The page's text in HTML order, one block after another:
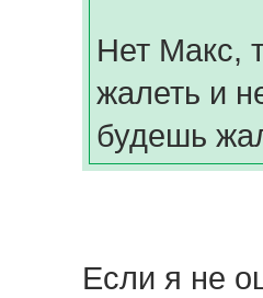
Нет Макс,
жалеть и
будешь
Если я не